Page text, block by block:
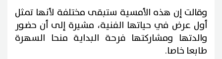
وقالت إن هذه الأمسية ستبقى مختلفة لأنها تمثل
أول عرض في حياتها الفنية، مشيرة إلى أن حضور
والدتها ومشاركتها فرحة البداية منحا السهرة
طابعا خاصا.